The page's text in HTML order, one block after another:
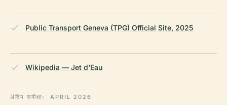
Public Transport Geneva (TPG) Official Site, 2025
Wikipedia — Jet d'Eau
अंतिम समीक्षा: APRIL 2026